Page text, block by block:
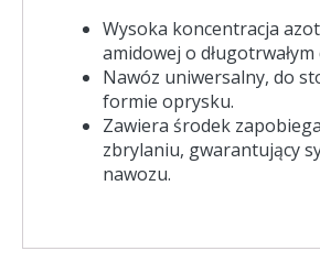
Wysoka koncentracja
amidowej o długotrwałym
Nawóz uniwersalny, do
formie oprysku.
Zawiera środek
zbrylaniu, gwarantujący
nawozu.